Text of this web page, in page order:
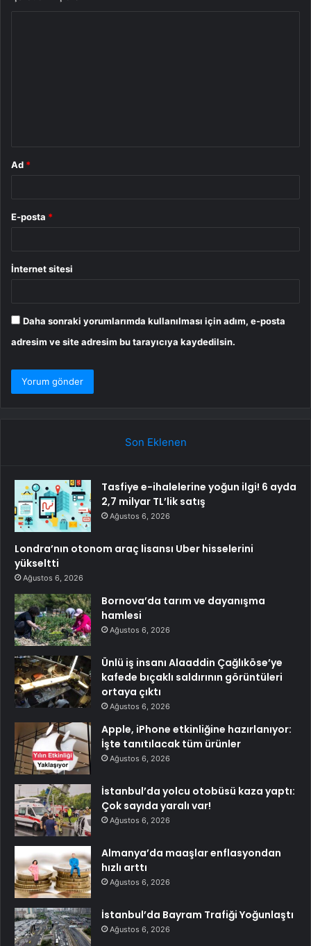
Ad *
E-posta *
İnternet sitesi
Daha sonraki yorumlarımda kullanılması için adım, e-posta
adresim ve site adresim bu tarayıcıya kaydedilsin.
Son Eklenen
Tasfiye e-ihalelerine yoğun ilgi! 6 ayda
2,7 milyar TL’lik satış
Ağustos 6, 2026
Londra’nın otonom araç lisansı Uber hisselerini
yükseltti
Ağustos 6, 2026
Bornova’da tarım ve dayanışma
hamlesi
Ağustos 6, 2026
Ünlü iş insanı Alaaddin Çağlıköse’ye
kafede bıçaklı saldırının görüntüleri
ortaya çıktı
Ağustos 6, 2026
Apple, iPhone etkinliğine hazırlanıyor:
İşte tanıtılacak tüm ürünler
Ağustos 6, 2026
İstanbul’da yolcu otobüsü kaza yaptı:
Çok sayıda yaralı var!
Ağustos 6, 2026
Almanya’da maaşlar enflasyondan
hızlı arttı
Ağustos 6, 2026
İstanbul’da Bayram Trafiği Yoğunlaştı
Ağustos 6, 2026